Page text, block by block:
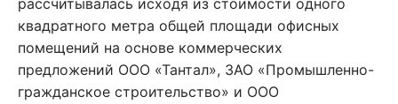
рассчитывалась исходя из стоимости одного
квадратного метра общей площади офисных
помещений на основе коммерческих
предложений ООО «Тантал», ЗАО «Промышленно-
гражданское строительство» и ООО